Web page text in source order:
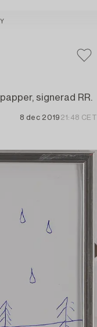
signerad RR.
8 dec 2019 21:48 CET